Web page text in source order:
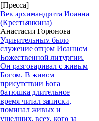
[Пресса]
Век архимандрита Иоанна
(Крестьянкина)
Анастасия Горюнова
Удивительным было
служение отцом Иоанном
Божественной литургии.
Он разговаривал с живым
Богом. В живом
присутствии Бога
батюшка длительное
время читал записки,
поминал живых и
ушедших, всех, кого за